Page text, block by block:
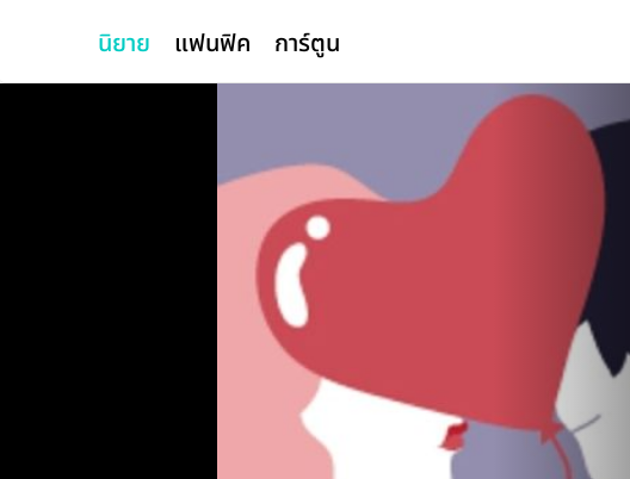
นิยาย แฟนฟิค การ์ตูน